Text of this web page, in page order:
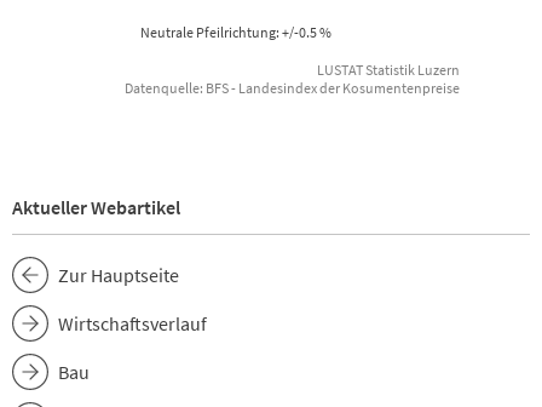
Neutrale Pfeilrichtung: +/-0.5 %
LUSTAT Statistik Luzern
Datenquelle: BFS - Landesindex der Kosumentenpreise
Aktueller Webartikel
Zur Hauptseite
Wirtschaftsverlauf
Bau